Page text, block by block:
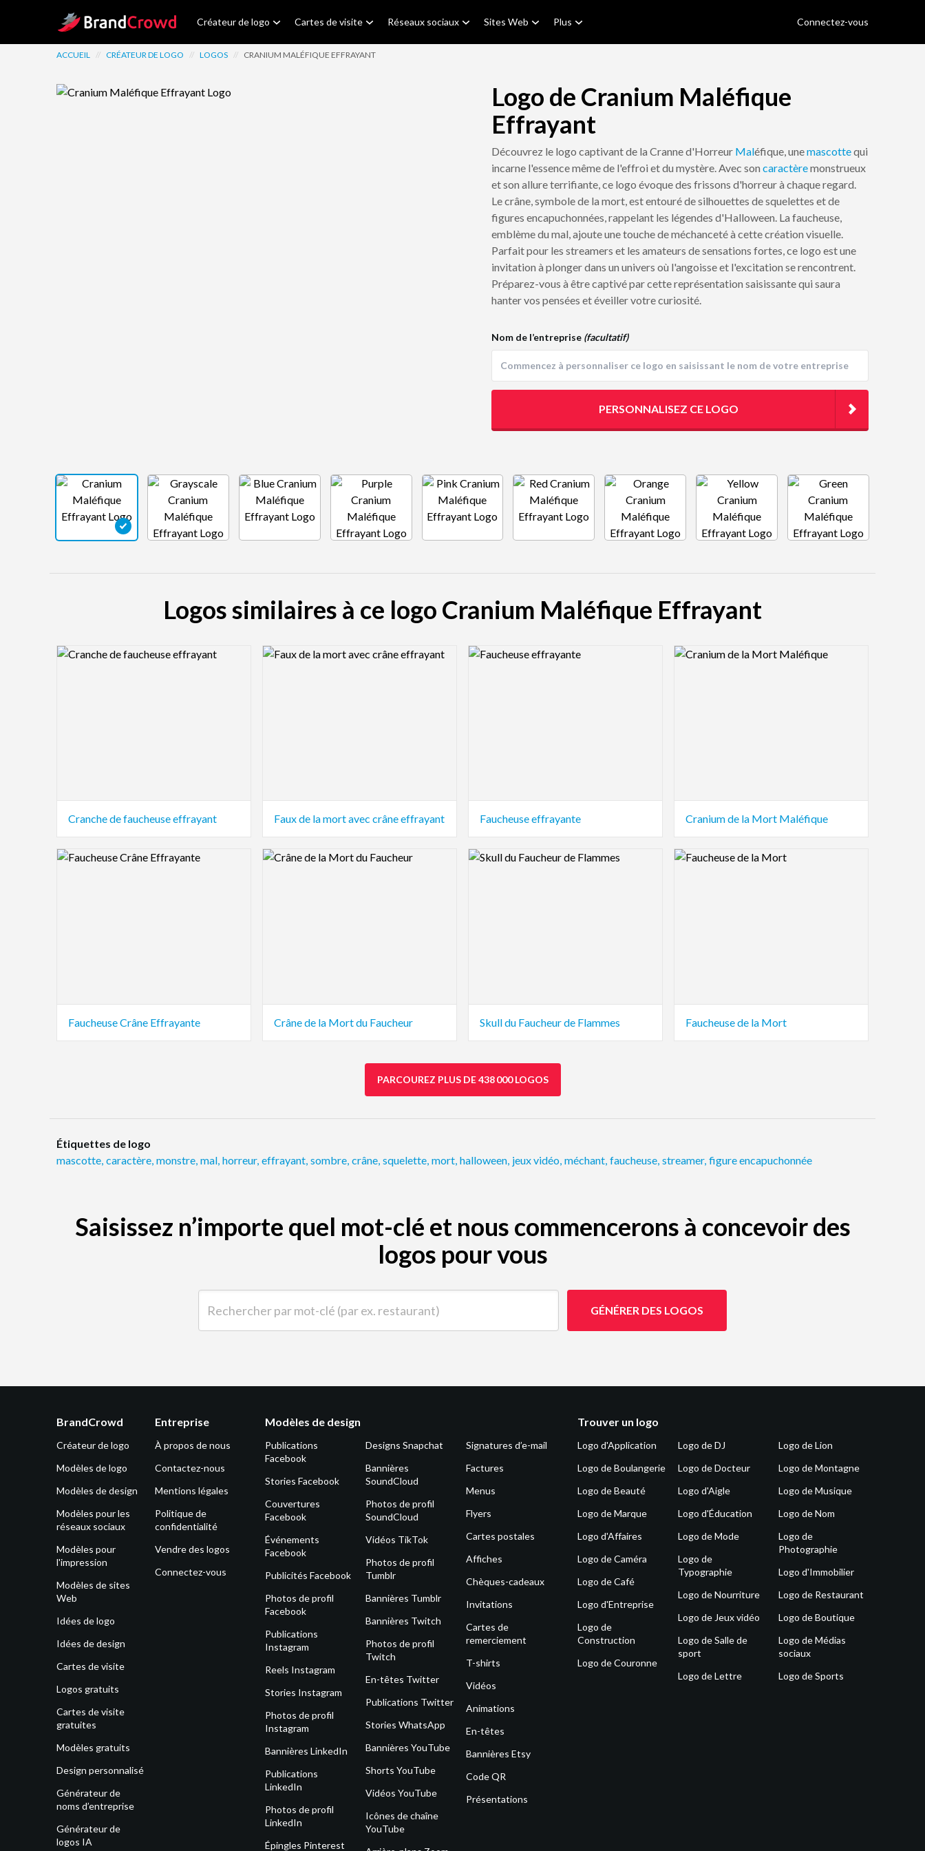
Site Logo Créateur de logo Cartes de visite Réseaux sociaux Sites Web Plus Connectez-vous
ACCUEIL // CRÉATEUR DE LOGO // LOGOS // CRANIUM MALÉFIQUE EFFRAYANT
Logo de Cranium Maléfique
Effrayant
Découvrez le logo captivant de la Cranne d'Horreur Maléfique, unemascottequi
incarne l'essence même de l'effroi et du mystère. Avec son caractèremonstrueux
et son allure terrifiante, ce logo évoque des frissons d'horreur à chaque regard.
Le crâne, symbole de la mort, est entouré de silhouettes de squelettes et de
figures encapuchonnées, rappelant les légendes d'Halloween. La faucheuse,
emblème du mal, ajoute une touche de méchanceté à cette création visuelle.
Parfait pour les streamers et les amateurs de sensations fortes, ce logo est une
invitation à plonger dans un univers où l'angoisse et l'excitation se rencontrent.
Préparez-vous à être captivé par cette représentation saisissante qui saura
hanter vos pensées et éveiller votre curiosité.
Nom de l’entreprise (facultatif)
PERSONNALISEZ CE LOGO
Logos similaires à ce logo Cranium Maléfique Effrayant
Logo Preview Image
Cranche de faucheuse effrayant
Logo Preview Image
Faux de la mort avec crâne effrayant
Logo Preview Image
Faucheuse effrayante
Logo Preview Image
Cranium de la Mort Maléfique
Logo Preview Image
Faucheuse Crâne Effrayante
Logo Preview Image
Crâne de la Mort du Faucheur
Logo Preview Image
Skull du Faucheur de Flammes
Logo Preview Image
Faucheuse de la Mort
PARCOUREZ PLUS DE 438 000 LOGOS
Étiquettes de logo
mascotte, caractère, monstre, mal, horreur, effrayant, sombre, crâne, squelette, mort, halloween, jeux vidéo, méchant, faucheuse, streamer, figure encapuchonnée
Saisissez n’importe quel mot-clé et nous commencerons à concevoir des
logos pour vous
GÉNÉRER DES LOGOS
BrandCrowd
Créateur de logo
Modèles de logo
Modèles de design
Modèles pour les
réseaux sociaux
Modèles pour
l'impression
Modèles de sites
Web
Idées de logo
Idées de design
Cartes de visite
Logos gratuits
Cartes de visite
gratuites
Modèles gratuits
Design personnalisé
Générateur de
noms d’entreprise
Générateur de
logos IA
Entreprise
À propos de nous
Contactez-nous
Mentions légales
Politique de
confidentialité
Vendre des logos
Connectez-vous
Modèles de design
Publications
Facebook
Stories Facebook
Couvertures
Facebook
Événements
Facebook
Publicités Facebook
Photos de profil
Facebook
Publications
Instagram
Reels Instagram
Stories Instagram
Photos de profil
Instagram
Bannières LinkedIn
Publications
LinkedIn
Photos de profil
LinkedIn
Épingles Pinterest
Designs Snapchat
Bannières
SoundCloud
Photos de profil
SoundCloud
Vidéos TikTok
Photos de profil
Tumblr
Bannières Tumblr
Bannières Twitch
Photos de profil
Twitch
En-têtes Twitter
Publications Twitter
Stories WhatsApp
Bannières YouTube
Shorts YouTube
Vidéos YouTube
Icônes de chaîne
YouTube
Signatures d’e-mail
Factures
Menus
Flyers
Cartes postales
Affiches
Chèques-cadeaux
Invitations
Cartes de
remerciement
T-shirts
Vidéos
Animations
En-têtes
Bannières Etsy
Code QR
Présentations
Trouver un logo
Logo d'Application
Logo de Boulangerie
Logo de Beauté
Logo de Marque
Logo d'Affaires
Logo de Caméra
Logo de Café
Logo d'Entreprise
Logo de
Construction
Logo de Couronne
Logo de DJ
Logo de Docteur
Logo d'Aigle
Logo d'Éducation
Logo de Mode
Logo de
Typographie
Logo de Nourriture
Logo de Jeux vidéo
Logo de Salle de
sport
Logo de Lettre
Logo de Lion
Logo de Montagne
Logo de Musique
Logo de Nom
Logo de
Photographie
Logo d'Immobilier
Logo de Restaurant
Logo de Boutique
Logo de Médias
sociaux
Logo de Sports